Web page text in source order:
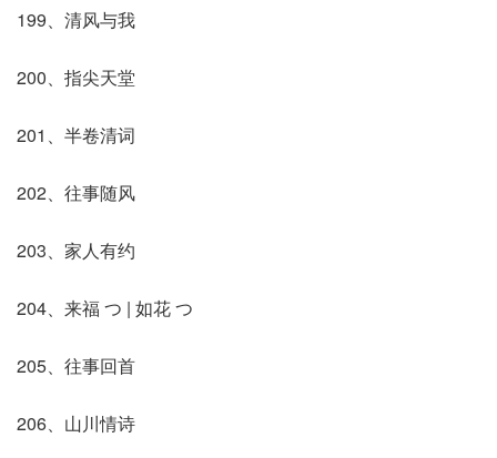
199、清风与我
200、指尖天堂
201、半卷清词
202、往事随风
203、家人有约
204、来福 つ | 如花 つ
205、往事回首
206、山川情诗